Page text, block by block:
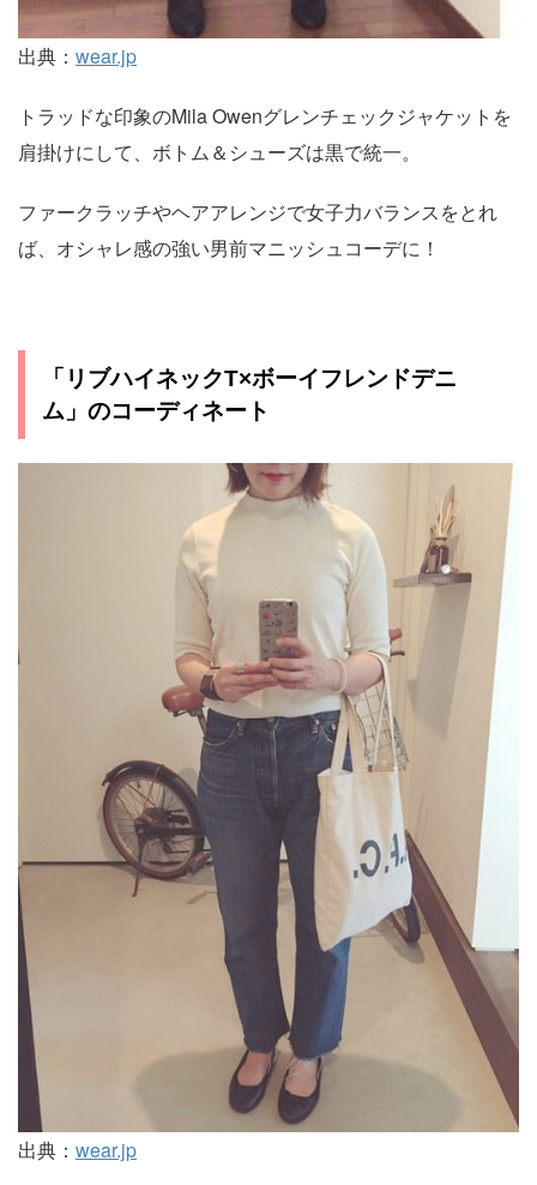
出典： wear.jp
トラッドな印象のMila Owenグレンチェックジャケットを
肩掛けにして、ボトム＆シューズは黒で統一。
ファークラッチやヘアアレンジで女子力バランスをとれ
ば、オシャレ感の強い男前マニッシュコーデに！
「リブハイネックT×ボーイフレンドデニ
ム」のコーディネート
出典： wear.jp